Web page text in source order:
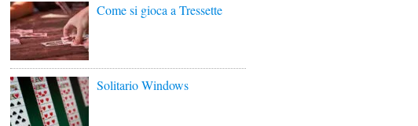
Come si gioca a Tressette
Solitario Windows